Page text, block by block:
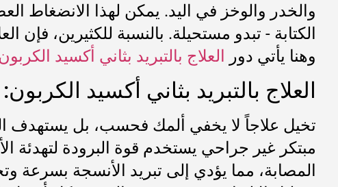
والخدر والوخز في اليد. يمكن لهذا الانضغاط
الكتابة - تبدو مستحيلة. بالنسبة للكثيرين، فإن
وهنا يأتي دور العلاج بالتبريد بثاني أكسيد
العلاج بالتبريد بثاني أكسيد
تخيل علاجاً لا يخفي ألمك فحسب، بل يستهدف
المصابة، مما يؤدي إلى تبريد الأنسجة بسرعة